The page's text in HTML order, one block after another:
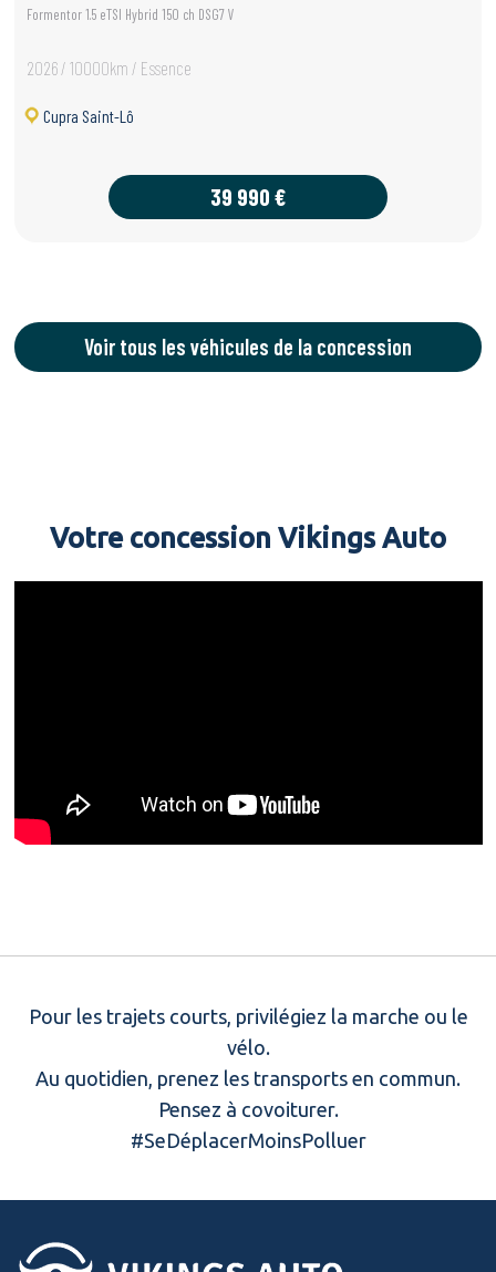
Formentor 1.5 eTSI Hybrid 150 ch DSG7 V
2026 / 10000km / Essence
Cupra Saint-Lô
39 990 €
Voir tous les véhicules de la concession
Votre concession Vikings Auto
Pour les trajets courts, privilégiez la marche ou le
vélo.
Au quotidien, prenez les transports en commun.
Pensez à covoiturer.
#SeDéplacerMoinsPolluer